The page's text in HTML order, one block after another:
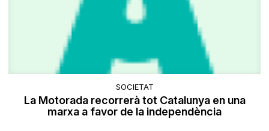
SOCIETAT
La Motorada recorrerà tot Catalunya en una
marxa a favor de la independència